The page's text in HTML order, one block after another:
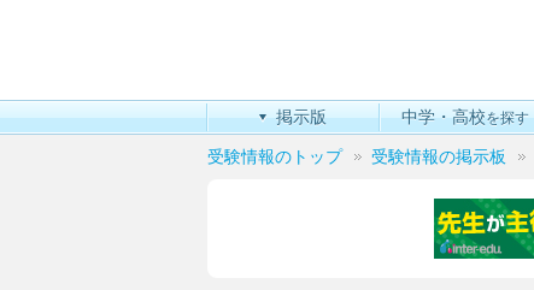
掲示版 中学・高校を探す
受験情報のトップ 受験情報の掲示板